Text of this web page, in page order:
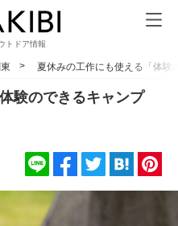
トドア情報
夏休みの工作にも使える「体験
験のできるキャンプ